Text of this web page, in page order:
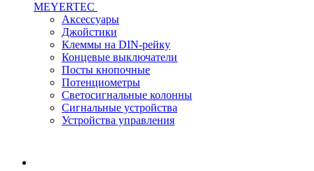
MEYERTEC
Аксессуары
Джойстики
Клеммы на DIN-рейку
Концевые выключатели
Посты кнопочные
Потенциометры
Светосигнальные колонны
Сигнальные устройства
Устройства управления